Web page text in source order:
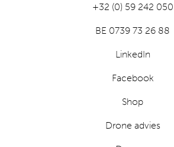
+32 (0) 59 242 050
BE 0739 73 26 88
LinkedIn
Facebook
Shop
Drone advies